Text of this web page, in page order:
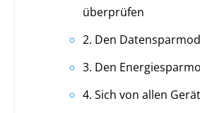
überprüfen
2. Den
3. Den
4. Sich von allen